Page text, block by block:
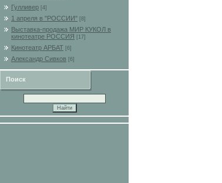
Гулливер [4]
1 апреля в "РОССИИ" [8]
Выставка-продажа МИР КУКОЛ в
кинотеатре РОССИЯ
[17]
Кинотеатр АРБАТ [6]
Александр Сивков [6]
Поиск